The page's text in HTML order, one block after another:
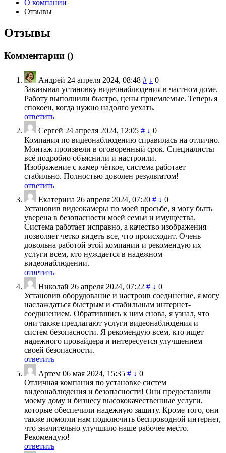
О компании
Отзывы
Отзывы
Комментарии ()
Андрей 24 апреля 2024, 08:48 # ↓ 0
Заказывал установку видеонаблюдения в частном доме.
Работу выполнили быстро, цены приемлемые. Теперь я
спокоен, когда нужно надолго уехать.
ответить
Сергей 24 апреля 2024, 12:05 # ↓ 0
Компания по видеонаблюдению справилась на отлично.
Монтаж произвели в оговоренный срок. Специалисты
всё подробно объяснили и настроили.
Изображение с камер чёткое, система работает
стабильно. Полностью доволен результатом!
ответить
Екатерина 26 апреля 2024, 07:20 # ↓ 0
Установив видеокамеры по моей просьбе, я могу быть
уверена в безопасности моей семьи и имущества.
Система работает исправно, а качество изображения
позволяет четко видеть все, что происходит. Очень
довольна работой этой компании и рекомендую их
услуги всем, кто нуждается в надежном
видеонаблюдении.
ответить
Николай 26 апреля 2024, 07:22 # ↓ 0
Установив оборудование и настроив соединение, я могу
наслаждаться быстрым и стабильным интернет-
соединением. Обратившись к ним снова, я узнал, что
они также предлагают услуги видеонаблюдения и
систем безопасности. Я рекомендую всем, кто ищет
надежного провайдера и интересуется улучшением
своей безопасности.
ответить
Артем 06 мая 2024, 15:35 # ↓ 0
Отличная компания по установке систем
видеонаблюдения и безопасности! Они предоставили
моему дому и бизнесу высококачественные услуги,
которые обеспечили надежную защиту. Кроме того, они
также помогли нам подключить беспроводной интернет,
что значительно улучшило наше рабочее место.
Рекомендую!
ответить